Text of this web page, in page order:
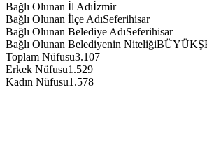
Bağlı Olunan İl Adıİzmir
Bağlı Olunan İlçe AdıSeferihisar
Bağlı Olunan Belediye AdıSeferihisar
Bağlı Olunan Belediyenin Niteliği
Toplam Nüfusu3.107
Erkek Nüfusu1.529
Kadın Nüfusu1.578